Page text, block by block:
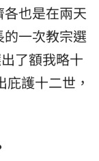
也是在兩天
一次教宗選
了額我略十
護十二世，